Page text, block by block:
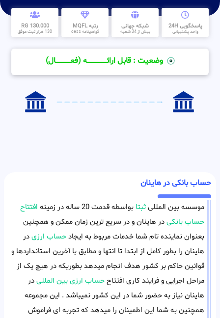
پاسخگویی 24H
واحد پشتیبانی
شبکه جهانی
بیش از 34 شعبه
رتبه MQFL
گواهینامه cess
130.000 RG
130 هزار ثبت موفق
وضعیت : قابل ارائــــــــــــــــــــه (فعـــــــــــــــال)
حساب بانکی در هاینان
موسسه بین المللیثبتا بواسطه قدمت 20 ساله در زمینه
افتتاح
حساب بانکیدر هاینان و در سریع ترین زمان ممکن و همچنین
بعنوان نماینده تام شما خدمات مربوط به ایجادحساب ارزیدر
هاینان را بطور کامل از ابتدا تا انتها و مطابق با آخرین استانداردها و
قوانین حاکم بر کشور هدف انجام میدهد بطوریکه در هیچ یک از
مراحل اجرایی و فرایند کاری افتتاححساب ارزی بین المللیدر
هاینان نیاز به حضور شما در این کشور نمیباشد . این مجموعه
همچنین به شما این اطمینان را میدهد که تجربه ای فراموش